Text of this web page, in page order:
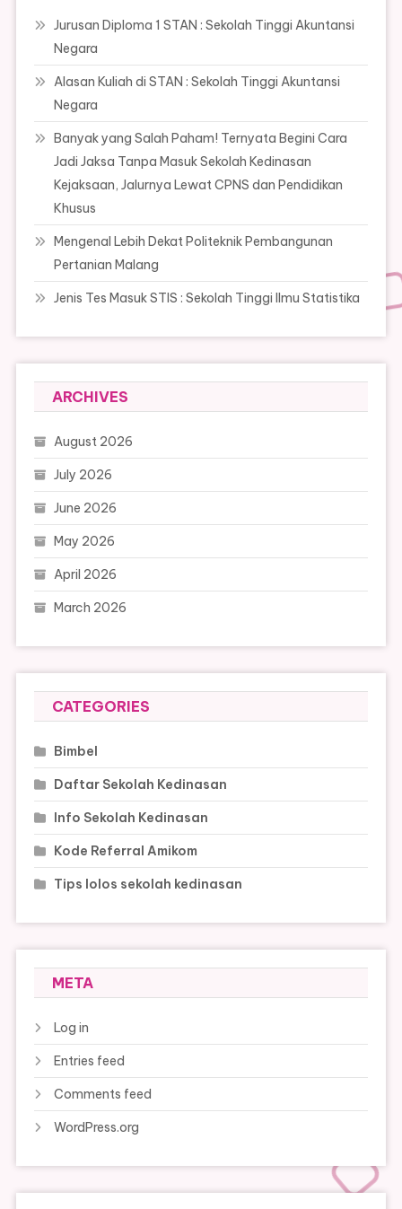
Jurusan Diploma 1 STAN : Sekolah Tinggi Akuntansi
Negara
Alasan Kuliah di STAN : Sekolah Tinggi Akuntansi
Negara
Banyak yang Salah Paham! Ternyata Begini Cara
Jadi Jaksa Tanpa Masuk Sekolah Kedinasan
Kejaksaan, Jalurnya Lewat CPNS dan Pendidikan
Khusus
Mengenal Lebih Dekat Politeknik Pembangunan
Pertanian Malang
Jenis Tes Masuk STIS : Sekolah Tinggi Ilmu Statistika
ARCHIVES
August 2026
July 2026
June 2026
May 2026
April 2026
March 2026
CATEGORIES
Bimbel
Daftar Sekolah Kedinasan
Info Sekolah Kedinasan
Kode Referral Amikom
Tips lolos sekolah kedinasan
META
Log in
Entries feed
Comments feed
WordPress.org